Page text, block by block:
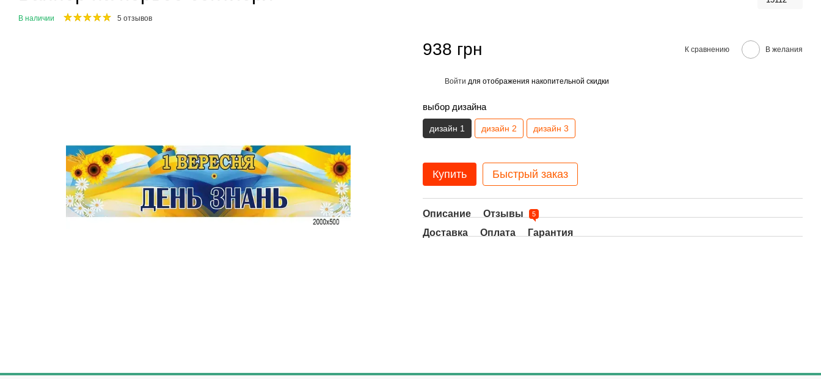
В наличии 5 отзывов
938 грн К сравнению В желания
Войти для отображения накопительной скидки
выбор дизайна
дизайн 1 дизайн 2 дизайн 3
Купить Быстрый заказ
Описание Отзывы 5
Доставка Оплата Гарантия